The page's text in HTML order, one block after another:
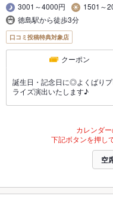
3001～4000円
1501～
徳島駅から徒歩3分
口コミ投稿特典対象店
クーポン
誕生日・記念日に◎よくばり
ライズ演出いたします♪
カレンダー
下記ボタンを押し
空